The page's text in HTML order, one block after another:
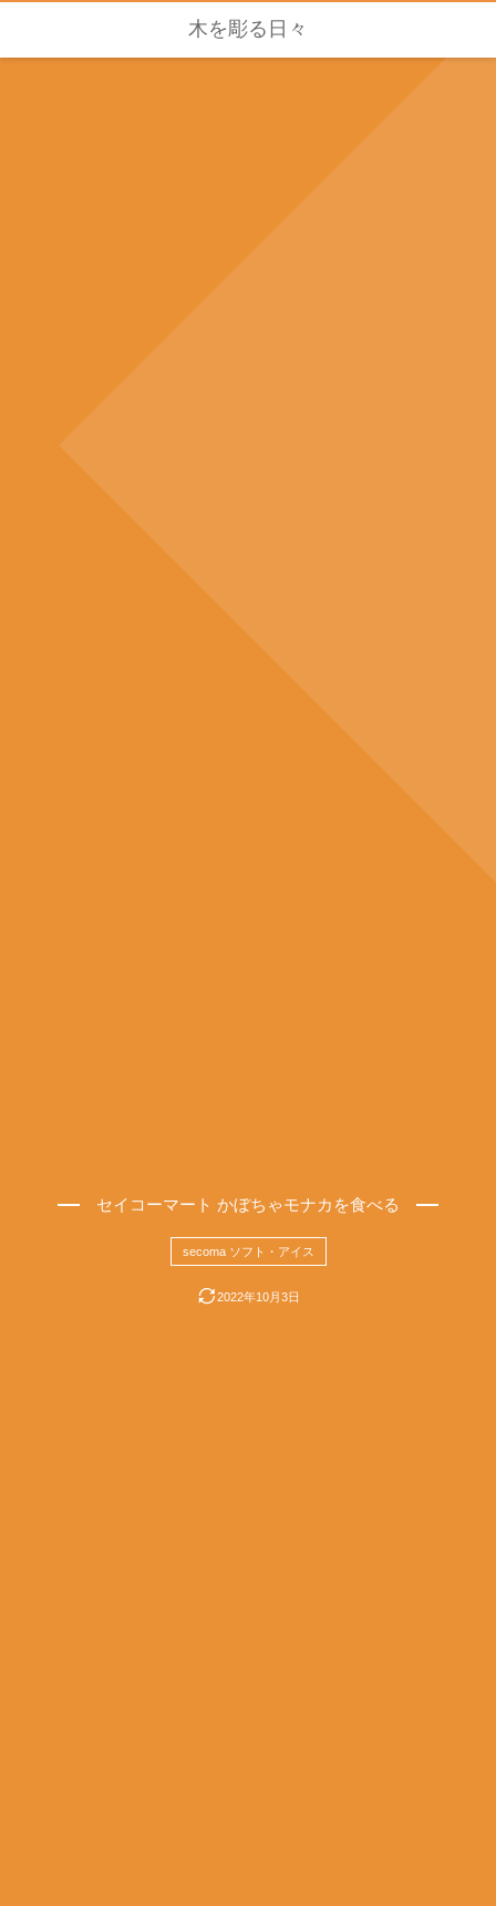
木を彫る日々
セイコーマート かぼちゃモナカを食べる
secoma ソフト・アイス
2022年10月3日